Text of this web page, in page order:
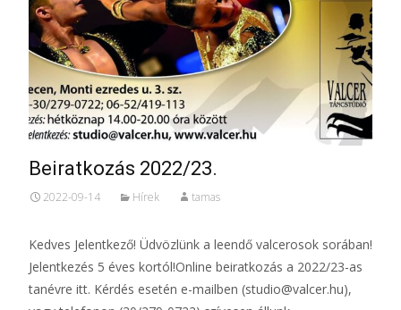
Beiratkozás 2022/23.
2022-09-14 Hírek tamas
Kedves Jelentkező! Üdvözlünk a leendő valcerosok sorában!
Jelentkezés 5 éves kortól!Online beiratkozás a 2022/23-as
tanévre itt. Kérdés esetén e-mailben (studio@valcer.hu),